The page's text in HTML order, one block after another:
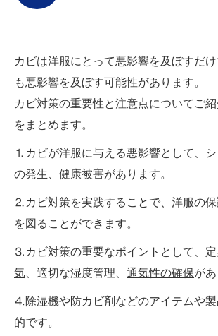
カビは洋服にとって悪影響を及ぼすだ
も悪影響を及ぼす可能性があります。
カビ対策の重要性と注意点についてご
をまとめます。
⒈カビが洋服に与える悪影響として、
の発生、健康被害があります。
⒉カビ対策を実践することで、洋服の
を図ることができます。
⒊カビ対策の重要なポイントとして、定
気 、適切な湿度管理、 通気性の確保があ
⒋除湿機や防カビ剤などのアイテムや
的です。